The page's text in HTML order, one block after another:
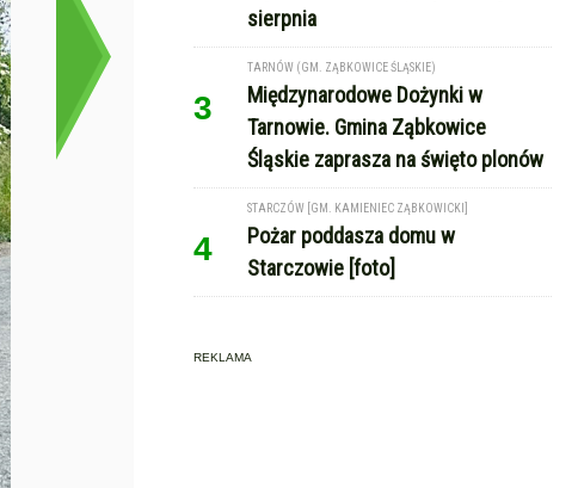
sierpnia
3
TARNÓW (GM. ZĄBKOWICE ŚLĄSKIE)
Międzynarodowe Dożynki w
Tarnowie. Gmina Ząbkowice
Śląskie zaprasza na święto plonów
4
STARCZÓW [GM. KAMIENIEC ZĄBKOWICKI]
Pożar poddasza domu w
Starczowie [foto]
REKLAMA